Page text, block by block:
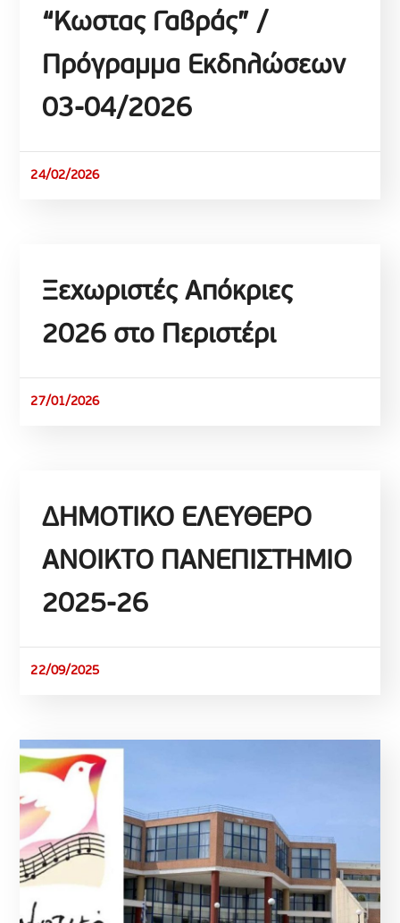
“Κωστας Γαβράς” /
Πρόγραμμα Εκδηλώσεων
03-04/2026
24/02/2026
Ξεχωριστές Απόκριες
2026 στο Περιστέρι
27/01/2026
ΔΗΜΟΤΙΚΟ ΕΛΕΥΘΕΡΟ
ΑΝΟΙΚΤΟ ΠΑΝΕΠΙΣΤΗΜΙΟ
2025-26
22/09/2025